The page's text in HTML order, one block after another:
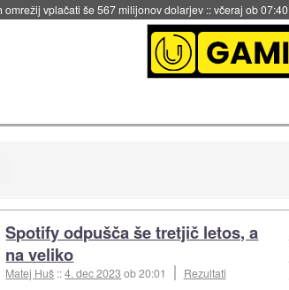
vplačati še 567 milijonov dolarjev ::včeraj ob 07:40
Spotify odpušča še tretjič letos, a
na veliko
Matej Huš ::4. dec 2023 ob 20:01 Rezultati